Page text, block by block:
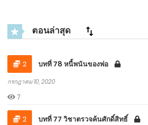
ตอนล่าสุด
2 บทที่ 78 หนี้พนันของพ่อ
กรกฎาคม 10, 2020
7
2 บทที่ 77 วิชาตรวจค้นศักดิ์สิทธิ์